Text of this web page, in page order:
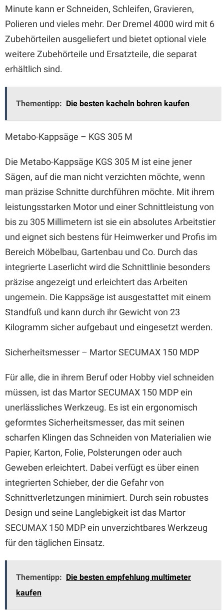
Minute kann er Schneiden, Schleifen, Gravieren,
Polieren und vieles mehr. Der Dremel 4000 wird mit 6
Zubehörteilen ausgeliefert und bietet optional viele
weitere Zubehörteile und Ersatzteile, die separat
erhältlich sind.
Thementipp: Die besten kacheln bohren kaufen
Metabo-Kappsäge – KGS 305 M
Die Metabo-Kappsäge KGS 305 M ist eine jener
Sägen, auf die man nicht verzichten möchte, wenn
man präzise Schnitte durchführen möchte. Mit ihrem
leistungsstarken Motor und einer Schnittleistung von
bis zu 305 Millimetern ist sie ein absolutes Arbeitstier
und eignet sich bestens für Heimwerker und Profis im
Bereich Möbelbau, Gartenbau und Co. Durch das
integrierte Laserlicht wird die Schnittlinie besonders
präzise angezeigt und erleichtert das Arbeiten
ungemein. Die Kappsäge ist ausgestattet mit einem
Standfuß und kann durch ihr Gewicht von 23
Kilogramm sicher aufgebaut und eingesetzt werden.
Sicherheitsmesser – Martor SECUMAX 150 MDP
Für alle, die in ihrem Beruf oder Hobby viel schneiden
müssen, ist das Martor SECUMAX 150 MDP ein
unerlässliches Werkzeug. Es ist ein ergonomisch
geformtes Sicherheitsmesser, das mit seinen
scharfen Klingen das Schneiden von Materialien wie
Papier, Karton, Folie, Polsterungen oder auch
Geweben erleichtert. Dabei verfügt es über einen
integrierten Schieber, der die Gefahr von
Schnittverletzungen minimiert. Durch sein robustes
Design und seine Langlebigkeit ist das Martor
SECUMAX 150 MDP ein unverzichtbares Werkzeug
für den täglichen Einsatz.
Thementipp: Die besten empfehlung multimeter
kaufen